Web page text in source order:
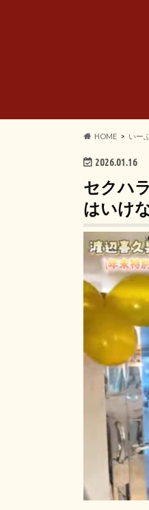
HOME いー
2026.01.16
セクハ
はいけ